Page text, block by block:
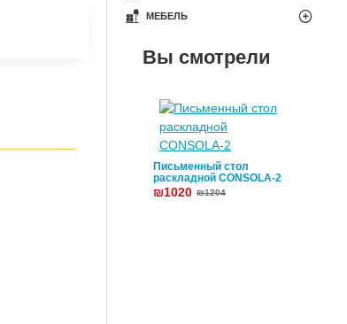
МЕБЕЛЬ
Вы смотрели
Письменный стол
раскладной CONSOLA-2
₪1020 ₪1204